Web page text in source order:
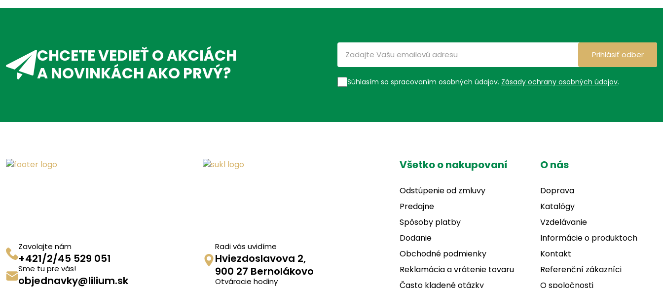
CHCETE VEDIEŤ O AKCIÁCH
A NOVINKÁCH AKO PRVÝ?
Súhlasím so spracovaním osobných údajov. Zásady ochrany osobných údajov.
Prihlásiť odber
Zavolajte nám
+421/2/45 529 051
Sme tu pre vás!
objednavky@lilium.sk
Radi vás uvidíme
Hviezdoslavova 2,
900 27 Bernolákovo
Otváracie hodiny
Všetko o nakupovaní
Odstúpenie od zmluvy
Predajne
Spôsoby platby
Dodanie
Obchodné podmienky
Reklamácia a vrátenie tovaru
Často kladené otázky
O nás
Doprava
Katalógy
Vzdelávanie
Informácie o produktoch
Kontakt
Referenční zákazníci
O spoločnosti